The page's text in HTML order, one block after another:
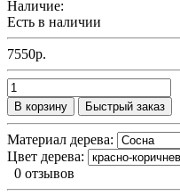
Наличие:
Есть в наличии
7550р.
В корзину Быстрый заказ
Материал дерева:
Цвет дерева:
0 отзывов